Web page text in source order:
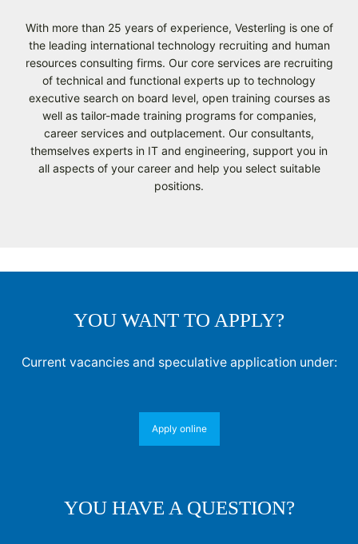
With more than 25 years of experience, Vesterling is one of
the leading international technology recruiting and human
resources consulting firms. Our core services are recruiting
of technical and functional experts up to technology
executive search on board level, open training courses as
well as tailor-made training programs for companies,
career services and outplacement. Our consultants,
themselves experts in IT and engineering, support you in
all aspects of your career and help you select suitable
positions.
YOU WANT TO APPLY?
Current vacancies and speculative application under:
Apply online
YOU HAVE A QUESTION?